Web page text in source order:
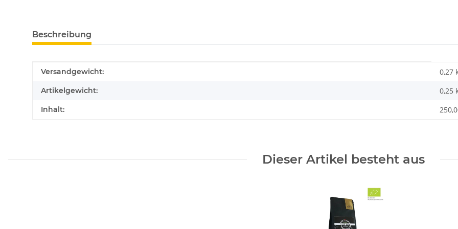
Beschreibung
Produkteigenschaft
Wert
Versandgewicht: 0,27
Artikelgewicht: 0,25
Inhalt:
Dieser Artikel besteht aus